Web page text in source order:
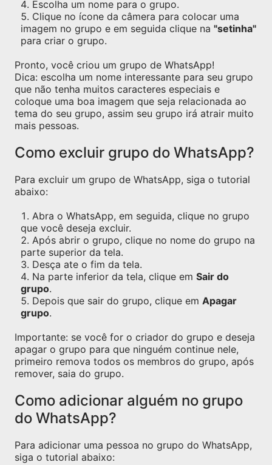
Escolha um nome para o grupo.
Clique no ícone da câmera para colocar uma
imagem no grupo e em seguida clique na "setinha"
para criar o grupo.
Pronto, você criou um grupo de WhatsApp!
Dica: escolha um nome interessante para seu grupo
que não tenha muitos caracteres especiais e
coloque uma boa imagem que seja relacionada ao
tema do seu grupo, assim seu grupo irá atrair muito
mais pessoas.
Como excluir grupo do WhatsApp?
Para excluir um grupo de WhatsApp, siga o tutorial
abaixo:
Abra o WhatsApp, em seguida, clique no grupo
que você deseja excluir.
Após abrir o grupo, clique no nome do grupo na
parte superior da tela.
Desça ate o fim da tela.
Na parte inferior da tela, clique em Sair do
grupo.
Depois que sair do grupo, clique em Apagar
grupo.
Importante: se você for o criador do grupo e deseja
apagar o grupo para que ninguém continue nele,
primeiro remova todos os membros do grupo, após
remover, saia do grupo.
Como adicionar alguém no grupo
do WhatsApp?
Para adicionar uma pessoa no grupo do WhatsApp,
siga o tutorial abaixo: